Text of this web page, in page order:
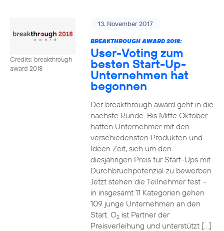
Credits: breakthrough
award 2018
13. November 2017
BREAKTHROUGH AWARD 2018:
User-Voting zum
besten Start-Up-
Unternehmen hat
begonnen
Der breakthrough award geht in die
nächste Runde. Bis Mitte Oktober
hatten Unternehmer mit den
verschiedensten Produkten und
Ideen Zeit, sich um den
diesjährigen Preis für Start-Ups mit
Durchbruchpotenzial zu bewerben.
Jetzt stehen die Teilnehmer fest –
in insgesamt 11 Kategorien gehen
109 junge Unternehmen an den
Start. O2ist Partner der
Preisverleihung und unterstützt […]